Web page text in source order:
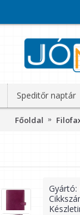
Speditőr naptár
Főoldal
Gyártó: